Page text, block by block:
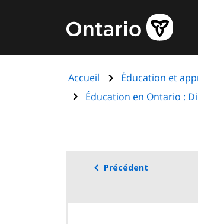
principal
Page
d'accueil
de
l'Ontario
Accueil Éducation et
Éducation en Ontario :
Précédent